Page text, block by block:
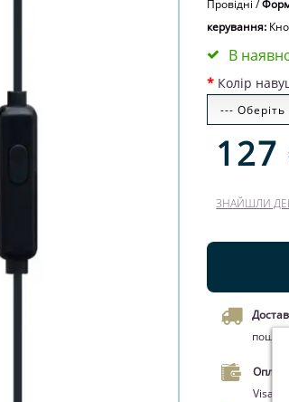
Провідні /
керування:
В
Колір
127
ЗНАЙШЛИ
пошти
Оплата.
Visa/